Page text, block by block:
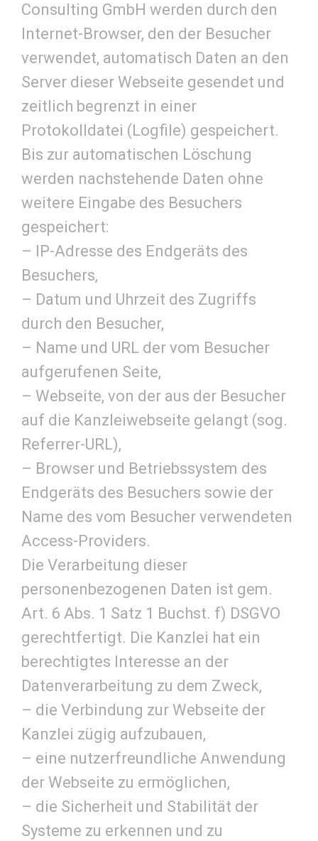
Consulting GmbH werden durch den
Internet-Browser, den der Besucher
verwendet, automatisch Daten an den
Server dieser Webseite gesendet und
zeitlich begrenzt in einer
Protokolldatei (Logfile) gespeichert.
Bis zur automatischen Löschung
werden nachstehende Daten ohne
weitere Eingabe des Besuchers
gespeichert:
– IP-Adresse des Endgeräts des
Besuchers,
– Datum und Uhrzeit des Zugriffs
durch den Besucher,
– Name und URL der vom Besucher
aufgerufenen Seite,
– Webseite, von der aus der Besucher
auf die Kanzleiwebseite gelangt (sog.
Referrer-URL),
– Browser und Betriebssystem des
Endgeräts des Besuchers sowie der
Name des vom Besucher verwendeten
Access-Providers.
Die Verarbeitung dieser
personenbezogenen Daten ist gem.
Art. 6 Abs. 1 Satz 1 Buchst. f) DSGVO
gerechtfertigt. Die Kanzlei hat ein
berechtigtes Interesse an der
Datenverarbeitung zu dem Zweck,
– die Verbindung zur Webseite der
Kanzlei zügig aufzubauen,
– eine nutzerfreundliche Anwendung
der Webseite zu ermöglichen,
– die Sicherheit und Stabilität der
Systeme zu erkennen und zu